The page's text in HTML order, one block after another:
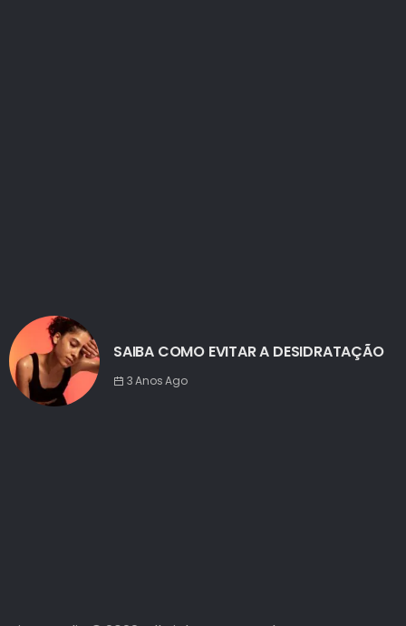
SAIBA COMO EVITAR A DESIDRATAÇÃO
3 Anos Ago